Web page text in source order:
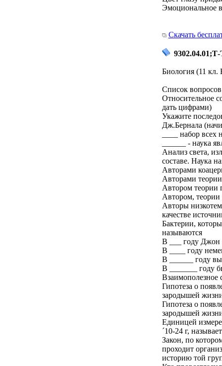
Эмоциональное
Скачать
9302.04.01;Т-
Биология (11 кл.
Список вопросов
Относительное
дать цифрами)
Укажите
Дж.Бернала
____ набор
______ - наука
Анализ света,
составе. Наука
Авторами
Авторами
Автором теории
Автором, теории
Авторы
качестве
Бактерии,
называются
В ___ году Джон
В ____ году
В ______ году
В _______ году
Взаимополезное
Гипотеза о
зародышей
Гипотеза о
зародышей
Единицей
´10-24 г,
Закон, по
проходит
историю той